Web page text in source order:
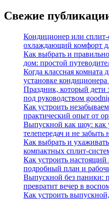
Свежие
Кондиционер или сплит-
охлаждающий комфорт
Как выбрать и
дом: простой
Когда классная
установке
Праздник, который дети
под руководством
Как устроить
практический опыт от
Выпускной как шоу: как
телепередач и не забыть
Как выбрать и
компактных сплит-
Как устроить настоящий
подробный план и
Выпускной без паники:
превратит вечер в
Как устроить